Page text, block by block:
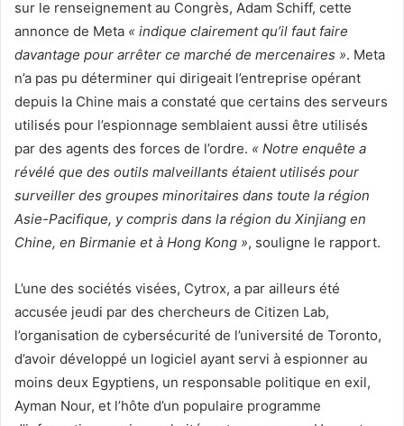
sur le renseignement au Congrès, Adam Schiff, cette
annonce de Meta « indique clairement qu’il faut faire
davantage pour arrêter ce marché de mercenaires ». Meta
n’a pas pu déterminer qui dirigeait l’entreprise opérant
depuis la Chine mais a constaté que certains des serveurs
utilisés pour l’espionnage semblaient aussi être utilisés
par des agents des forces de l’ordre. « Notre enquête a
révélé que des outils malveillants étaient utilisés pour
surveiller des groupes minoritaires dans toute la région
Asie-Pacifique, y compris dans la région du Xinjiang en
Chine, en Birmanie et à Hong Kong », souligne le rapport.
L’une des sociétés visées, Cytrox, a par ailleurs été
accusée jeudi par des chercheurs de Citizen Lab,
l’organisation de cybersécurité de l’université de Toronto,
d’avoir développé un logiciel ayant servi à espionner au
moins deux Egyptiens, un responsable politique en exil,
Ayman Nour, et l’hôte d’un populaire programme